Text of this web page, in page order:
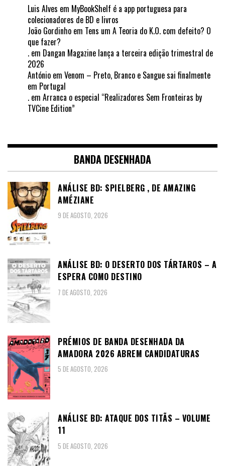
Luis Alves em MyBookShelf é a app portuguesa para
colecionadores de BD e livros
João Gordinho em Tens um A Teoria do K.O. com defeito? O
que fazer?
. em Dangan Magazine lança a terceira edição trimestral de
2026
António em Venom – Preto, Branco e Sangue sai finalmente
em Portugal
. em Arranca o especial “Realizadores Sem Fronteiras by
TVCine Edition”
BANDA DESENHADA
ANÁLISE BD: SPIELBERG , DE AMAZING
AMÉZIANE
9 DE AGOSTO, 2026
ANÁLISE BD: O DESERTO DOS TÁRTAROS – A
ESPERA COMO DESTINO
7 DE AGOSTO, 2026
PRÉMIOS DE BANDA DESENHADA DA
AMADORA 2026 ABREM CANDIDATURAS
5 DE AGOSTO, 2026
ANÁLISE BD: ATAQUE DOS TITÃS – VOLUME
11
5 DE AGOSTO, 2026